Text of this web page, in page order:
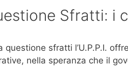
Sfratti: i
questione sfratti l’U.P.P.I.
nella speranza che il